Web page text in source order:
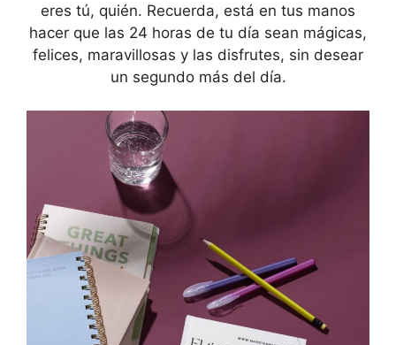
eres tú, quién. Recuerda, está en tus manos
hacer que las 24 horas de tu día sean mágicas,
felices, maravillosas y las disfrutes, sin desear
un segundo más del día.